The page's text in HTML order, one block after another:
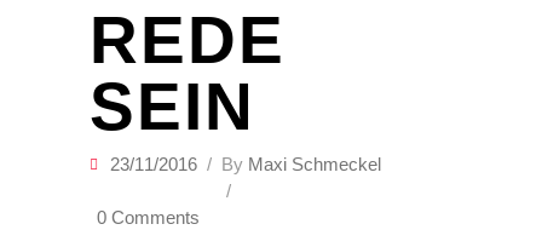
REDE
SEIN
23/11/2016 By Maxi Schmeckel
0 Comments